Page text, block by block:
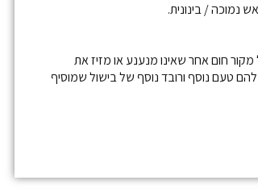
נמוכה / בינונית.
חום אחר שאינו מנענע או מזיז את
להם טעם נוסף ורובד נוסף של בישול שמוסיף